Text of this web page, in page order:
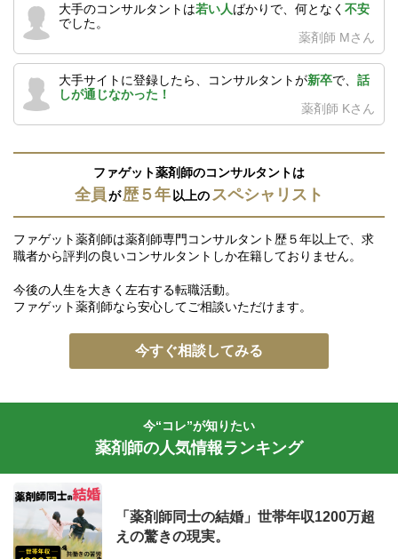
大手のコンサルタントは若い人ばかりで、何となく 不安
でした。
薬剤師 Mさん
大手サイトに登録したら、コンサルタントが新卒で、 話
しが通じなかった！
薬剤師 Kさん
ファゲット薬剤師のコンサルタントは
全員が歴５年 以上の スペシャリスト
ファゲット薬剤師は薬剤師専門コンサルタント歴５年以上で、求
職者から評判の良いコンサルタントしか在籍しておりません。
今後の人生を大きく左右する転職活動。
ファゲット薬剤師なら安心してご相談いただけます。
今すぐ相談してみる
今“コレ”が知りたい
薬剤師の人気情報ランキング
「薬剤師同士の結婚」世帯年収1200万超
えの驚きの現実。